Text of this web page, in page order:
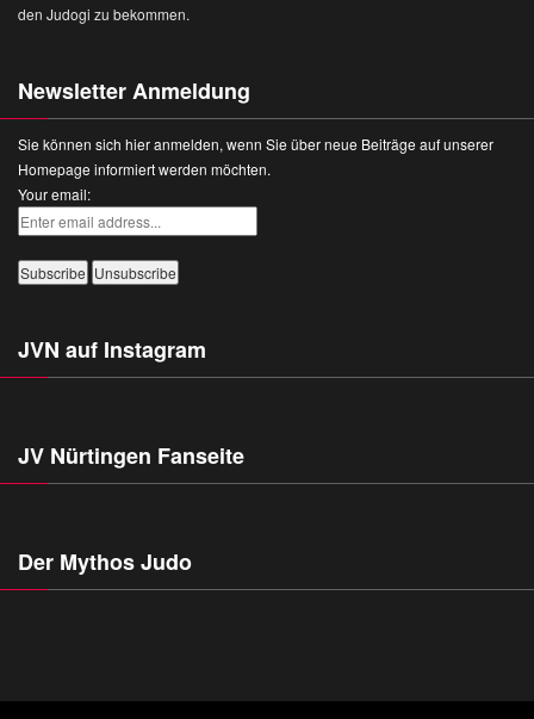
den Judogi zu bekommen.
Newsletter Anmeldung
Sie können sich hier anmelden, wenn Sie über neue Beiträge auf unserer
Homepage informiert werden möchten.
Your email:
JVN auf Instagram
JV Nürtingen Fanseite
Der Mythos Judo